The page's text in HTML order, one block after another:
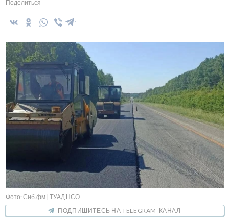
Поделиться
Фото: Сиб.фм | ТУАД НСО
ПОДПИШИТЕСЬ НА TELEGRAM-КАНАЛ